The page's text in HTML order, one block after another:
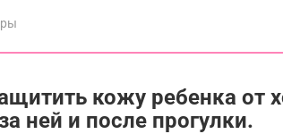
кожу ребенка от
ней и после прогулки.